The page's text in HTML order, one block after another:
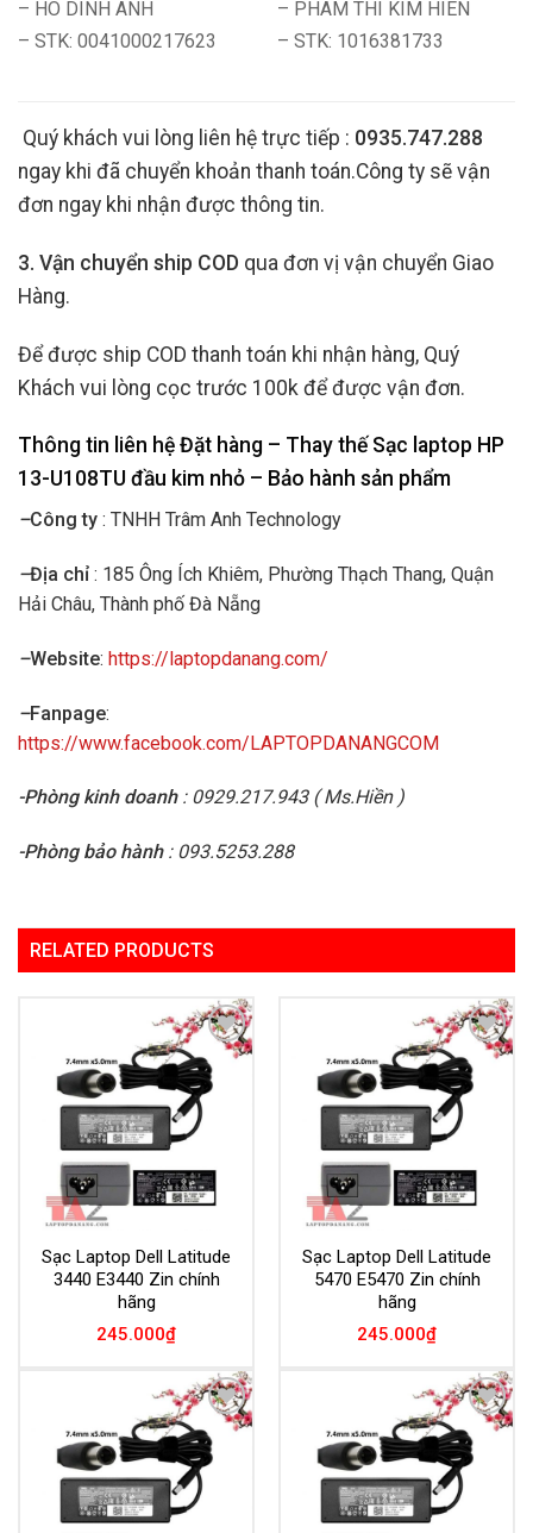
– HO DINH ANH
– STK: 0041000217623
– PHAM THI KIM HIEN
– STK: 1016381733
Quý khách vui lòng liên hệ trực tiếp : 0935.747.288
ngay khi đã chuyển khoản thanh toán.Công ty sẽ vận
đơn ngay khi nhận được thông tin.
3. Vận chuyển ship COD qua đơn vị vận chuyển Giao
Hàng.
Để được ship COD thanh toán khi nhận hàng, Quý
Khách vui lòng cọc trước 100k để được vận đơn.
Thông tin liên hệ Đặt hàng – Thay thế Sạc laptop HP
13-U108TU đầu kim nhỏ – Bảo hành sản phẩm
–Công ty : TNHH Trâm Anh Technology
–Địa chỉ : 185 Ông Ích Khiêm, Phường Thạch Thang, Quận
Hải Châu, Thành phố Đà Nẵng
–Website: https://laptopdanang.com/
–Fanpage:
https://www.facebook.com/LAPTOPDANANGCOM
-Phòng kinh doanh: 0929.217.943 ( Ms.Hiền )
-Phòng bảo hành: 093.5253.288
RELATED PRODUCTS
Add to
Wishlist
Sạc Laptop Dell Latitude
3440 E3440 Zin chính
hãng
245.000₫
Add to
Wishlist
Sạc Laptop Dell Latitude
5470 E5470 Zin chính
hãng
245.000₫
Add to
Wishlist
Add to
Wishlist